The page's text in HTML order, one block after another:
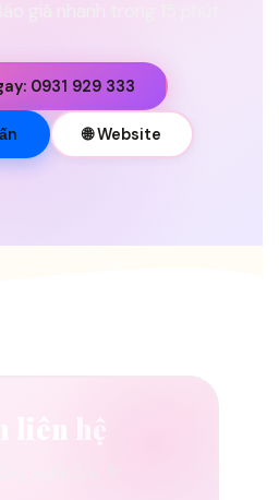
💐
0931 929 333
🌐 Website
liên hệ